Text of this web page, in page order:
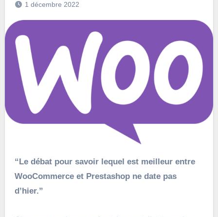
1 décembre 2022
“Le débat pour savoir lequel est meilleur entre
WooCommerce et Prestashop ne date pas
d’hier.”